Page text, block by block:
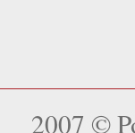
2007 ©